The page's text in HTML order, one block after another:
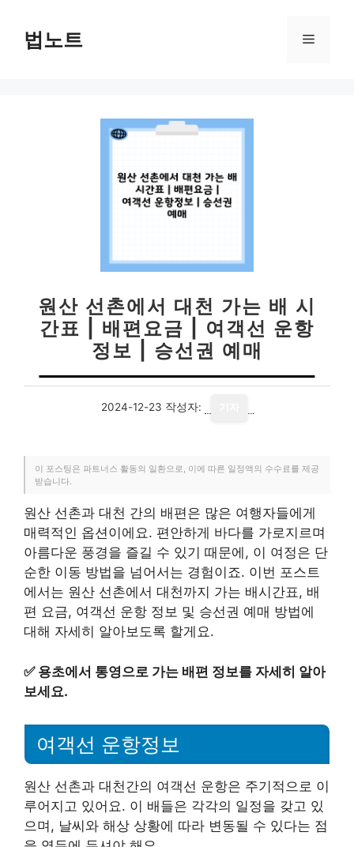
법노트 메
원산 선촌에서 대천 가는 배 시
간표 | 배편요금 | 여객선 운항
정보 | 승선권 예매
2024-12-23 작성자:
이 포스팅은 파트너스 활동의 일환으로, 이에 따른 일정액의 수수료를 제공
받습니다.
원산 선촌과 대천 간의 배편은 많은 여행자들에게
매력적인 옵션이에요. 편안하게 바다를 가로지르며
아름다운 풍경을 즐길 수 있기 때문에, 이 여정은 단
순한 이동 방법을 넘어서는 경험이죠. 이번 포스트
에서는 원산 선촌에서 대천까지 가는 배시간표, 배
편 요금, 여객선 운항 정보 및 승선권 예매 방법에
대해 자세히 알아보도록 할게요.
✅ 용초에서 통영으로 가는 배편 정보를 자세히 알아
보세요.
여객선 운항정보
원산 선촌과 대천간의 여객선 운항은 주기적으로 이
루어지고 있어요. 이 배들은 각각의 일정을 갖고 있
으며, 날씨와 해상 상황에 따라 변동될 수 있다는 점